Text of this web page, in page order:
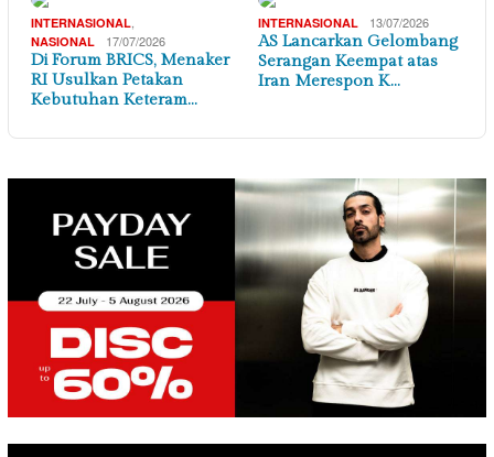
INTERNASIONAL
NASIONAL 17/07/2026
Di Forum BRICS, Menaker
RI Usulkan Petakan
Kebutuhan Keteram…
INTERNASIONAL 13/07/2026
AS Lancarkan Gelombang
Serangan Keempat atas
Iran Merespon K…